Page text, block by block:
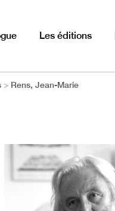
Les éditions
Rens, Jean-Marie